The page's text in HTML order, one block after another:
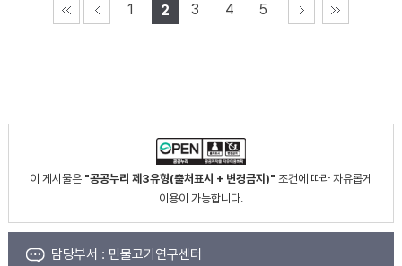
1 2 3 4 5
이 게시물은 "공공누리 제3유형(출처표시 + 변경금지)" 조건에 따라 자유롭게
이용이 가능합니다.
담당부서 : 민물고기연구센터